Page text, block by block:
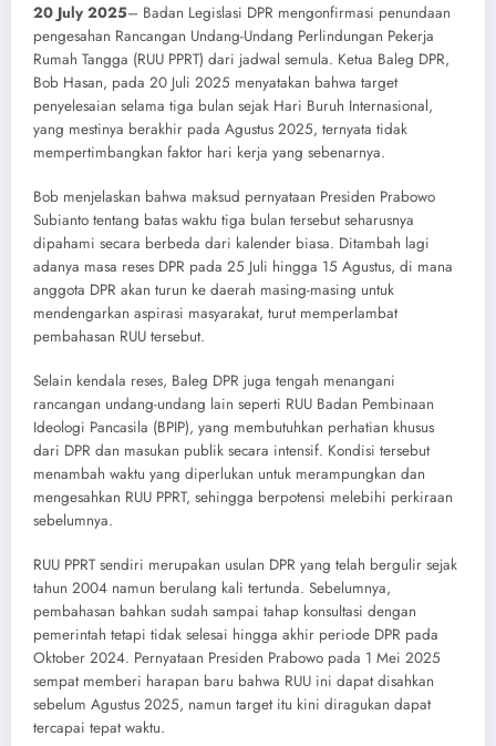
20 July 2025– Badan Legislasi DPR mengonfirmasi penundaan
pengesahan Rancangan Undang-Undang Perlindungan Pekerja
Rumah Tangga (RUU PPRT) dari jadwal semula. Ketua Baleg DPR,
Bob Hasan, pada 20 Juli 2025 menyatakan bahwa target
penyelesaian selama tiga bulan sejak Hari Buruh Internasional,
yang mestinya berakhir pada Agustus 2025, ternyata tidak
mempertimbangkan faktor hari kerja yang sebenarnya.
Bob menjelaskan bahwa maksud pernyataan Presiden Prabowo
Subianto tentang batas waktu tiga bulan tersebut seharusnya
dipahami secara berbeda dari kalender biasa. Ditambah lagi
adanya masa reses DPR pada 25 Juli hingga 15 Agustus, di mana
anggota DPR akan turun ke daerah masing-masing untuk
mendengarkan aspirasi masyarakat, turut memperlambat
pembahasan RUU tersebut.
Selain kendala reses, Baleg DPR juga tengah menangani
rancangan undang-undang lain seperti RUU Badan Pembinaan
Ideologi Pancasila (BPIP), yang membutuhkan perhatian khusus
dari DPR dan masukan publik secara intensif. Kondisi tersebut
menambah waktu yang diperlukan untuk merampungkan dan
mengesahkan RUU PPRT, sehingga berpotensi melebihi perkiraan
sebelumnya.
RUU PPRT sendiri merupakan usulan DPR yang telah bergulir sejak
tahun 2004 namun berulang kali tertunda. Sebelumnya,
pembahasan bahkan sudah sampai tahap konsultasi dengan
pemerintah tetapi tidak selesai hingga akhir periode DPR pada
Oktober 2024. Pernyataan Presiden Prabowo pada 1 Mei 2025
sempat memberi harapan baru bahwa RUU ini dapat disahkan
sebelum Agustus 2025, namun target itu kini diragukan dapat
tercapai tepat waktu.